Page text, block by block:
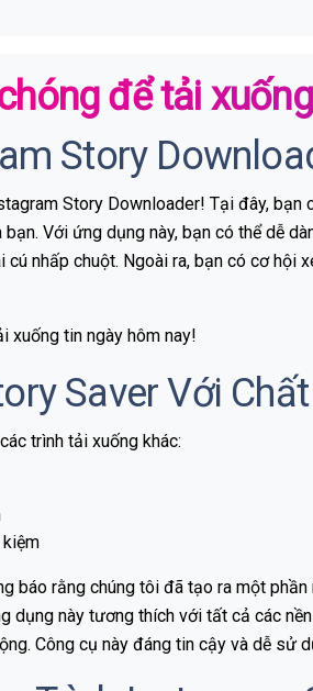
để tải
Story
Story Downloader! Tại đây,
Với ứng dụng này, bạn có thể dễ
nhấp chuột. Ngoài ra, bạn có cơ hội
xuống tin ngày hôm nay!
Saver Với
trình tải xuống khác:
báo rằng chúng tôi đã tạo ra một
dụng này tương thích với tất cả các
Công cụ này đáng tin cậy và dễ sử